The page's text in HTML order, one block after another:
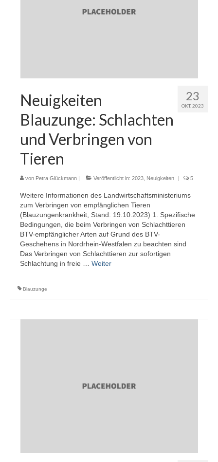
23
OKT. 2023
Neuigkeiten
Blauzunge: Schlachten
und Verbringen von
Tieren
von Petra Glückmann | Veröffentlicht in: 2023 Neuigkeiten | 5
Weitere Informationen des Landwirtschaftsministeriums
zum Verbringen von empfänglichen Tieren
(Blauzungenkrankheit, Stand: 19.10.2023) 1. Spezifische
Bedingungen, die beim Verbringen von Schlachttieren
BTV-empfänglicher Arten auf Grund des BTV-
Geschehens in Nordrhein-Westfalen zu beachten sind
Das Verbringen von Schlachttieren zur sofortigen
Schlachtung in freie … Weiter
Blauzunge